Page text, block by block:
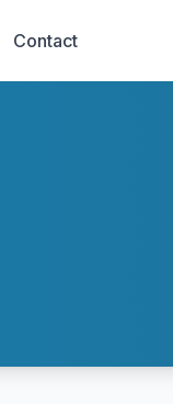
Contact